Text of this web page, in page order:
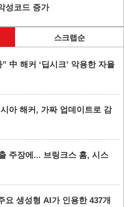
성코드 증가
스크랩순
中 해커 ‘딥시크’ 악용한 자율
아 해커, 가짜 업데이트로 감
주장에... 브링크스 홈, 시스
요 생성형 AI가 인용한 437개